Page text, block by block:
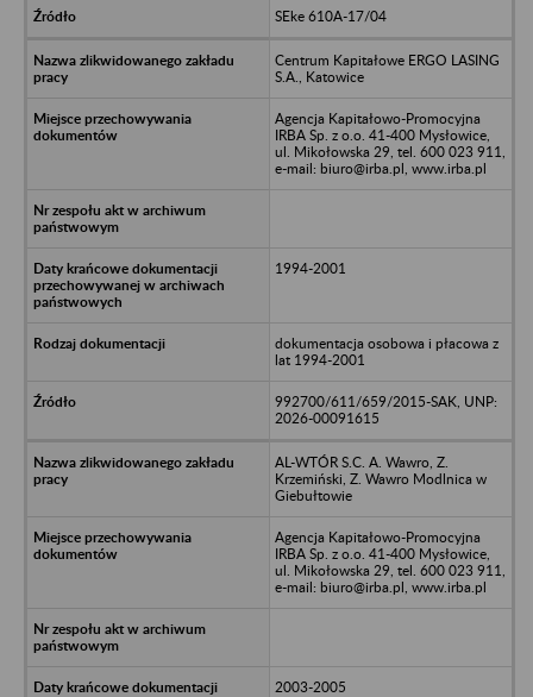
SEke 610A-17/04
Centrum Kapitałowe ERGO LASING
S.A., Katowice
Agencja Kapitałowo-Promocyjna
IRBA Sp. z o.o. 41-400 Mysłowice,
ul. Mikołowska 29, tel. 600 023 911,
e-mail: biuro@irba.pl, www.irba.pl
1994-2001
dokumentacja osobowa i płacowa z
lat 1994-2001
992700/611/659/2015-SAK, UNP:
2026-00091615
AL-WTÓR S.C. A. Wawro, Z.
Krzemiński, Z. Wawro Modlnica w
Giebułtowie
Agencja Kapitałowo-Promocyjna
IRBA Sp. z o.o. 41-400 Mysłowice,
ul. Mikołowska 29, tel. 600 023 911,
e-mail: biuro@irba.pl, www.irba.pl
2003-2005